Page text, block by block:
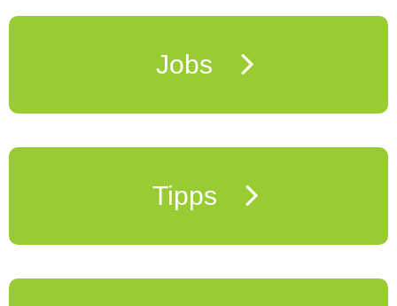
Jobs
Tipps